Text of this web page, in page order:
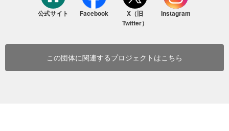
公式サイト Facebook
X（旧
Twitter）
Instagram
この団体に関連するプロジェクトはこちら